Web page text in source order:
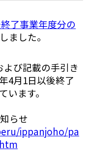
了事業年度分の
ました。
び記載の手引き
4月1日以後終了
います。
らせ
ippanjoho/pa